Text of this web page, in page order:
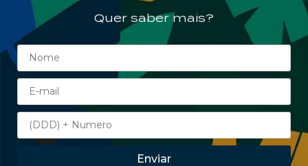
Quer saber mais?
Enviar